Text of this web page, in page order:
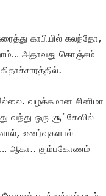
காபியில் கலந்தோ,
அதாவது கொஞ்சம்
வழக்கமான சினிமா
வந்து ஒரு சூட்கேஸில்
உணர்வுகளால்
ஆகா.. கும்பகோணம்